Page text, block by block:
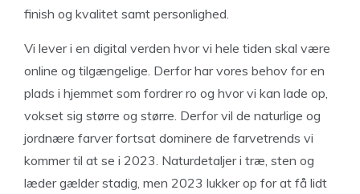
finish og kvalitet samt personlighed.
Vi lever i en digital verden hvor vi hele tiden skal være
online og tilgængelige. Derfor har vores behov for en
plads i hjemmet som fordrer ro og hvor vi kan lade op,
vokset sig større og større. Derfor vil de naturlige og
jordnære farver fortsat dominere de farvetrends vi
kommer til at se i 2023. Naturdetaljer i træ, sten og
læder gælder stadig, men 2023 lukker op for at få lidt